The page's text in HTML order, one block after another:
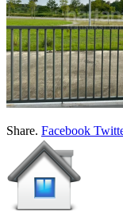
Share. Facebook